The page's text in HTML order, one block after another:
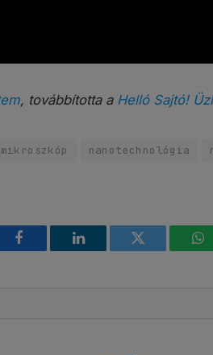
, továbbította a Helló Sajtó!
nanotechnológia
Facebook LinkedIn Twitter